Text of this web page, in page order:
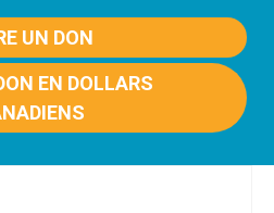
UN DON
EN DOLLARS